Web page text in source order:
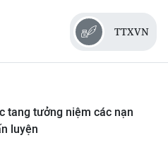
TTXVN
tang tưởng niệm các nạn
luyện